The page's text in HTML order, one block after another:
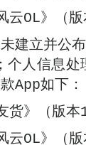
云OL》（
建立并公
个人信息
App如下：
货》（版
云OL》（